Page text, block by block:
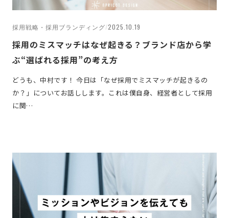
採用戦略・採用ブランディング/2025.10.19
採用のミスマッチはなぜ起きる？ブランド店から学
ぶ“選ばれる採用”の考え方
どうも、中村です！ 今日は「なぜ採用でミスマッチが起きるの
か？」についてお話しします。これは僕自身、経営者として採用
に関…